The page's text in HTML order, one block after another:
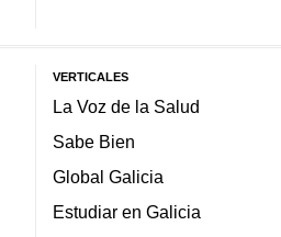
VERTICALES
La Voz de la Salud
Sabe Bien
Global Galicia
Estudiar en Galicia